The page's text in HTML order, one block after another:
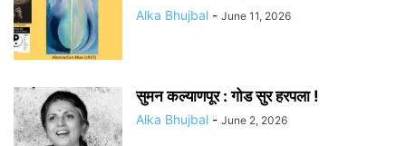
Alka Bhujbal - June 11, 2026
सुमन कल्याणपूर : गोड सुर हरपला !
Alka Bhujbal - June 2, 2026